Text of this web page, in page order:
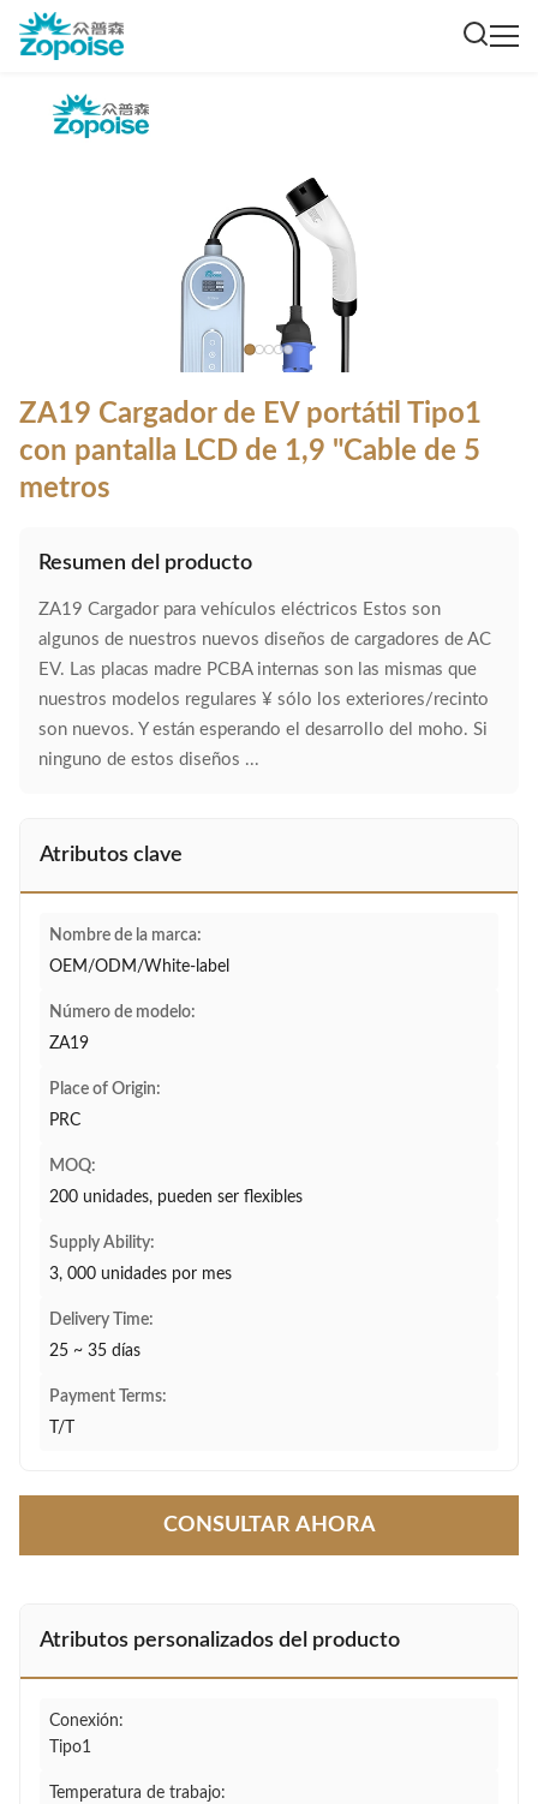
ZA19 Cargador de EV portátil Tipo1
con pantalla LCD de 1,9 "Cable de 5
metros
Resumen del producto
ZA19 Cargador para vehículos eléctricos Estos son
algunos de nuestros nuevos diseños de cargadores de AC
EV. Las placas madre PCBA internas son las mismas que
nuestros modelos regulares ¥ sólo los exteriores/recinto
son nuevos. Y están esperando el desarrollo del moho. Si
ninguno de estos diseños ...
Atributos clave
Nombre de la marca:
OEM/ODM/White-label
Número de modelo:
ZA19
Place of Origin:
PRC
MOQ:
200 unidades, pueden ser flexibles
Supply Ability:
3, 000 unidades por mes
Delivery Time:
25 ~ 35 días
Payment Terms:
T/T
CONSULTAR AHORA
Atributos personalizados del producto
Conexión:
Tipo1
Temperatura de trabajo: